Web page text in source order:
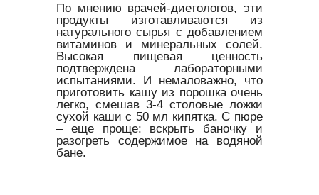
По мнению врачей-диетологов, эти
продукты изготавливаются из
натурального сырья с добавлением
витаминов и минеральных солей.
Высокая пищевая ценность
подтверждена лабораторными
испытаниями. И немаловажно, что
приготовить кашу из порошка очень
легко, смешав 3-4 столовые ложки
сухой каши с 50 мл кипятка. С пюре
– еще проще: вскрыть баночку и
разогреть содержимое на водяной
бане.